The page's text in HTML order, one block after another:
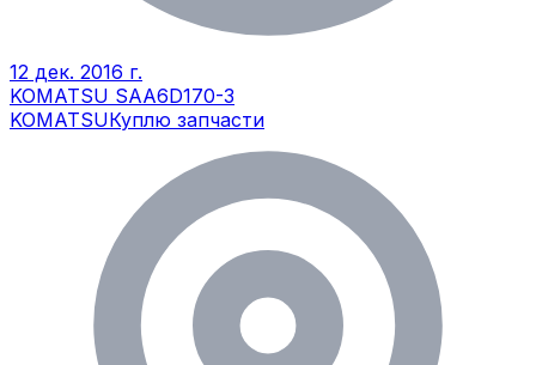
12 дек. 2016 г.
KOMATSU SAA6D170-3
KOMATSUКуплю запчасти